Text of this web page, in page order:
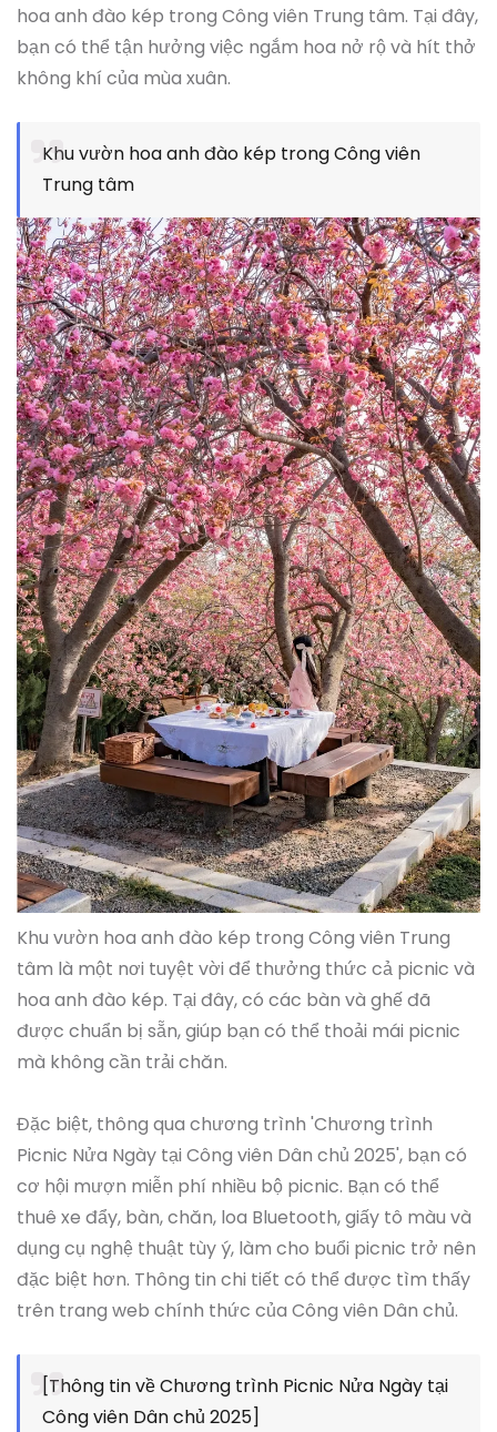
hoa anh đào kép trong Công viên Trung tâm. Tại đây,
bạn có thể tận hưởng việc ngắm hoa nở rộ và hít thở
không khí của mùa xuân.
Khu vườn hoa anh đào kép trong Công viên
Trung tâm
Khu vườn hoa anh đào kép trong Công viên Trung
tâm là một nơi tuyệt vời để thưởng thức cả picnic và
hoa anh đào kép. Tại đây, có các bàn và ghế đã
được chuẩn bị sẵn, giúp bạn có thể thoải mái picnic
mà không cần trải chăn.
Đặc biệt, thông qua chương trình 'Chương trình
Picnic Nửa Ngày tại Công viên Dân chủ 2025', bạn có
cơ hội mượn miễn phí nhiều bộ picnic. Bạn có thể
thuê xe đẩy, bàn, chăn, loa Bluetooth, giấy tô màu và
dụng cụ nghệ thuật tùy ý, làm cho buổi picnic trở nên
đặc biệt hơn. Thông tin chi tiết có thể được tìm thấy
trên trang web chính thức của Công viên Dân chủ.
[Thông tin về Chương trình Picnic Nửa Ngày tại
Công viên Dân chủ 2025]